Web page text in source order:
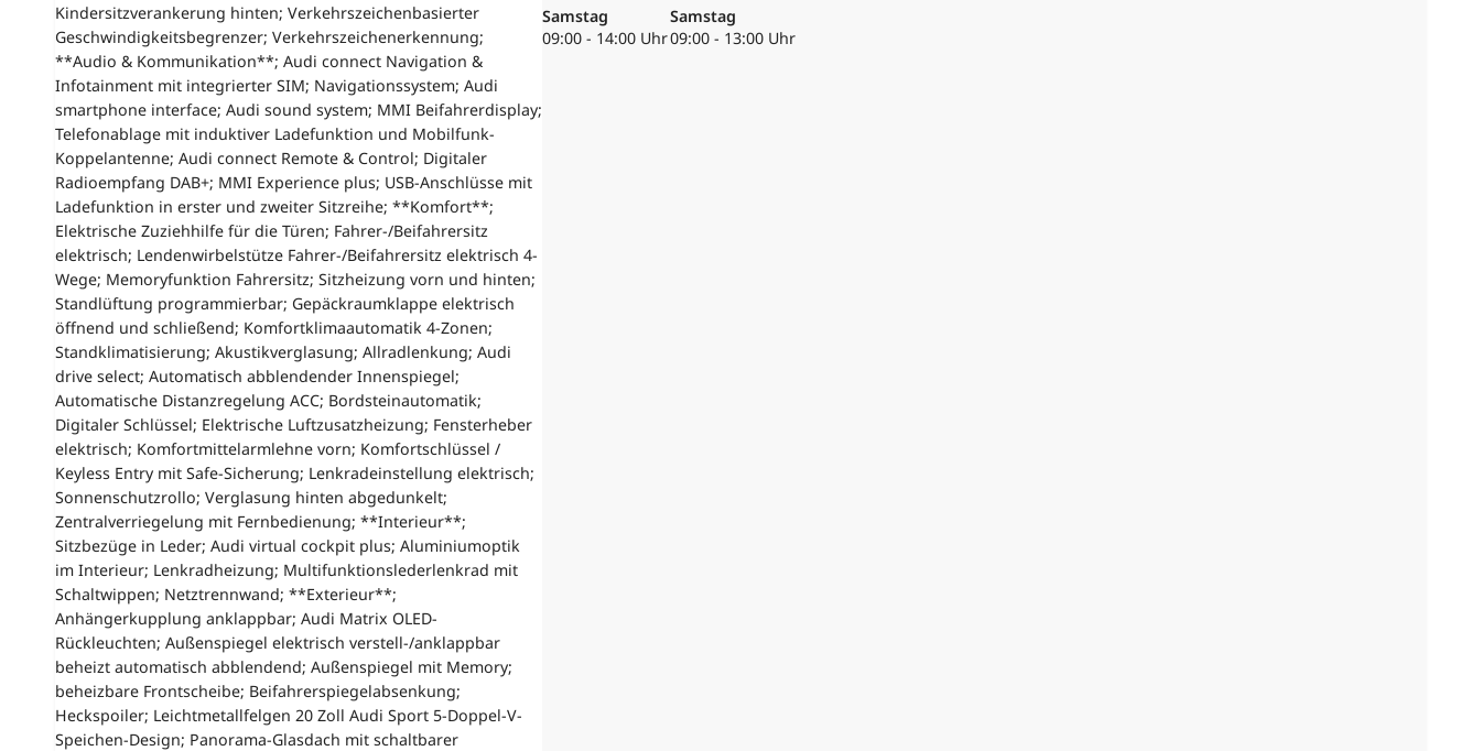
Kindersitzverankerung hinten; Verkehrszeichenbasierter
Geschwindigkeitsbegrenzer; Verkehrszeichenerkennung;
**Audio & Kommunikation**; Audi connect Navigation &
Infotainment mit integrierter SIM; Navigationssystem; Audi
smartphone interface; Audi sound system; MMI Beifahrerdisplay;
Telefonablage mit induktiver Ladefunktion und Mobilfunk-
Koppelantenne; Audi connect Remote & Control; Digitaler
Radioempfang DAB+; MMI Experience plus; USB-Anschlüsse mit
Ladefunktion in erster und zweiter Sitzreihe; **Komfort**;
Elektrische Zuziehhilfe für die Türen; Fahrer-/Beifahrersitz
elektrisch; Lendenwirbelstütze Fahrer-/Beifahrersitz elektrisch 4-
Wege; Memoryfunktion Fahrersitz; Sitzheizung vorn und hinten;
Standlüftung programmierbar; Gepäckraumklappe elektrisch
öffnend und schließend; Komfortklimaautomatik 4-Zonen;
Standklimatisierung; Akustikverglasung; Allradlenkung; Audi
drive select; Automatisch abblendender Innenspiegel;
Automatische Distanzregelung ACC; Bordsteinautomatik;
Digitaler Schlüssel; Elektrische Luftzusatzheizung; Fensterheber
elektrisch; Komfortmittelarmlehne vorn; Komfortschlüssel /
Keyless Entry mit Safe-Sicherung; Lenkradeinstellung elektrisch;
Sonnenschutzrollo; Verglasung hinten abgedunkelt;
Zentralverriegelung mit Fernbedienung; **Interieur**;
Sitzbezüge in Leder; Audi virtual cockpit plus; Aluminiumoptik
im Interieur; Lenkradheizung; Multifunktionslederlenkrad mit
Schaltwippen; Netztrennwand; **Exterieur**;
Anhängerkupplung anklappbar; Audi Matrix OLED-
Rückleuchten; Außenspiegel elektrisch verstell-/anklappbar
beheizt automatisch abblendend; Außenspiegel mit Memory;
beheizbare Frontscheibe; Beifahrerspiegelabsenkung;
Heckspoiler; Leichtmetallfelgen 20 Zoll Audi Sport 5-Doppel-V-
Speichen-Design; Panorama-Glasdach mit schaltbarer
Samstag
09:00 - 14:00 Uhr
Samstag
09:00 - 13:00 Uhr